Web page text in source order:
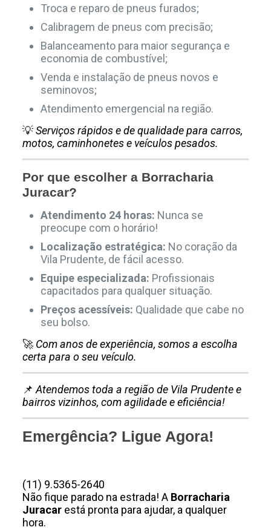
Troca e reparo de pneus furados;
Calibragem de pneus com precisão;
Balanceamento para maior segurança e
economia de combustível;
Venda e instalação de pneus novos e
seminovos;
Atendimento emergencial na região.
💡Serviços rápidos e de qualidade para carros,
motos, caminhonetes e veículos pesados.
Por que escolher a Borracharia
Juracar?
Atendimento 24 horas: Nunca se
preocupe com o horário!
Localização estratégica: No coração da
Vila Prudente, de fácil acesso.
Equipe especializada: Profissionais
capacitados para qualquer situação.
Preços acessíveis: Qualidade que cabe no
seu bolso.
🚀 Com anos de experiência, somos a escolha
certa para o seu veículo.
📌 Atendemos toda a região de Vila Prudente e
bairros vizinhos, com agilidade e eficiência!
Emergência? Ligue Agora!
(11) 9.5365-2640
Não fique parado na estrada! A Borracharia
Juracarestá pronta para ajudar, a qualquer
hora.